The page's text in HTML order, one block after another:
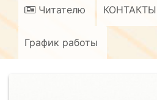
Читателю КОНТАКТЫ
График работы